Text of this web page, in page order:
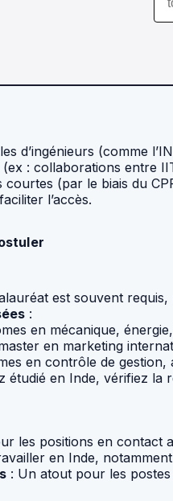
d’ingénieurs (comme
: collaborations entre
courtes (par le biais du
l’accès.
est souvent
:
en mécanique,
en marketing
en contrôle de gestion,
étudié en Inde, vérifiez la
les positions en contact
en Inde,
: Un atout pour les